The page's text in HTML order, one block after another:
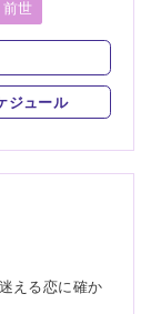
育、過去、浮
前世
浄霊 祈願
ジュール
える恋に確か